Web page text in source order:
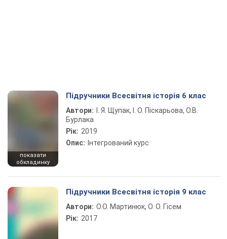
показати
обкладинку
Підручники Всесвітня історія 6 клас
Автори:
І. Я. Щупак, І. О. Піскарьова, О.В.
Бурлака
Рік: 2019
Опис: Інтегрований курс
Підручники Всесвітня історія 9 клас
Автори: О.О. Мартинюк, О. О. Гісем
Рік: 2017